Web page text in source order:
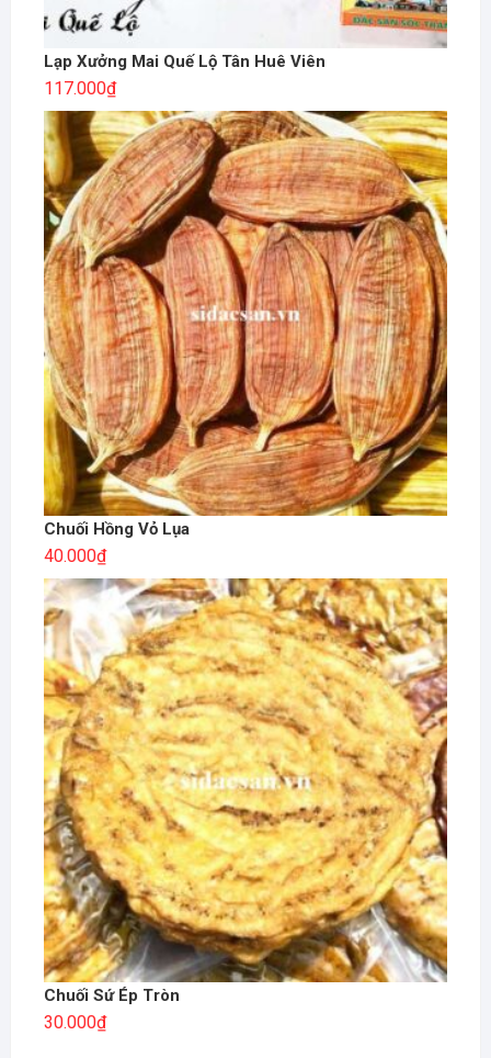
Lạp Xưởng Mai Quế Lộ Tân Huê Viên
117.000₫
Chuối Hồng Vỏ Lụa
40.000₫
Chuối Sứ Ép Tròn
30.000₫